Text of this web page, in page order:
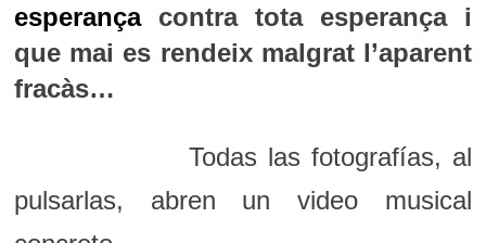
esperançacontra tota esperança i
que mai es rendeix malgrat l’aparent
fracàs…
Todas las fotografías, al
pulsarlas, abren un video musical